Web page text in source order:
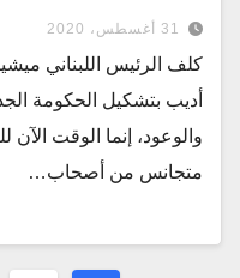
31 أغسطس، 2020
كلف الرئيس اللبناني
أديب بتشكيل الحكومة
والوعود، إنما الوقت
متجانس من أصحاب…